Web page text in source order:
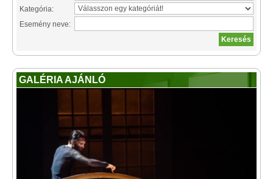
Kategória:
Esemény neve:
GALÉRIA AJÁNLÓ